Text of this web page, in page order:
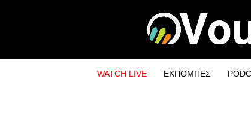
WATCH LIVE ΕΚΠΟΜΠΕΣ